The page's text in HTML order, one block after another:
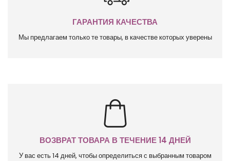
ГАРАНТИЯ КАЧЕСТВА
Мы предлагаем только те товары, в качестве которых уверены
ВОЗВРАТ ТОВАРА В ТЕЧЕНИЕ 14 ДНЕЙ
У вас есть 14 дней, чтобы определиться с выбранным товаром